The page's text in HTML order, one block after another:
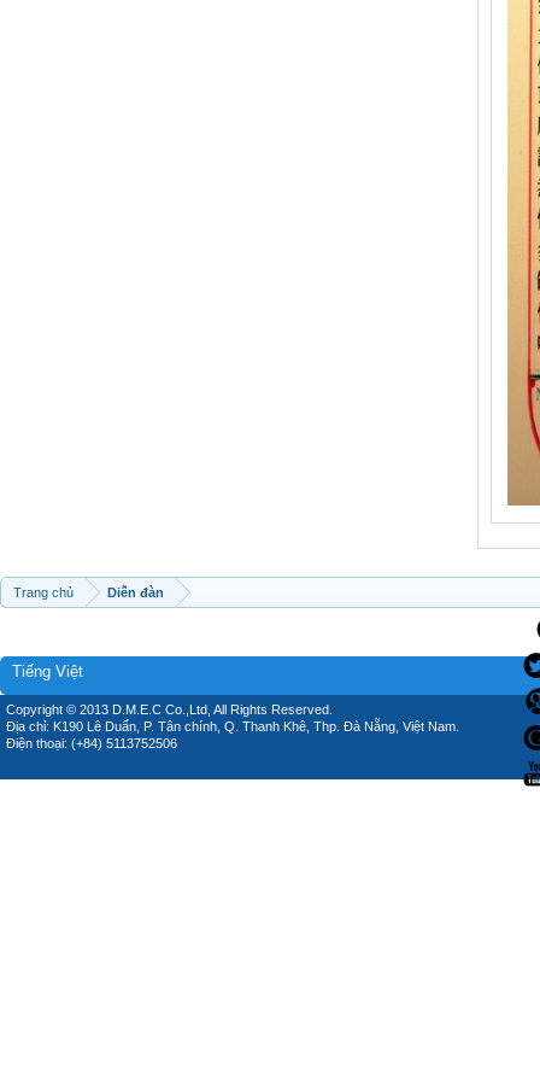
Trang chủ Diễn đàn
Tiếng Việt
Copyright © 2013 D.M.E.C Co.,Ltd, All Rights Reserved.
Địa chỉ: K190 Lê Duẩn, P. Tân chính, Q. Thanh Khê, Thp. Đà Nẵng, Việt Nam.
Điện thoại: (+84) 5113752506